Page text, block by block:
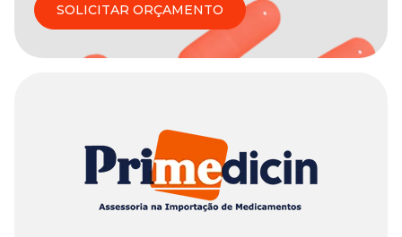
SOLICITAR ORÇAMENTO